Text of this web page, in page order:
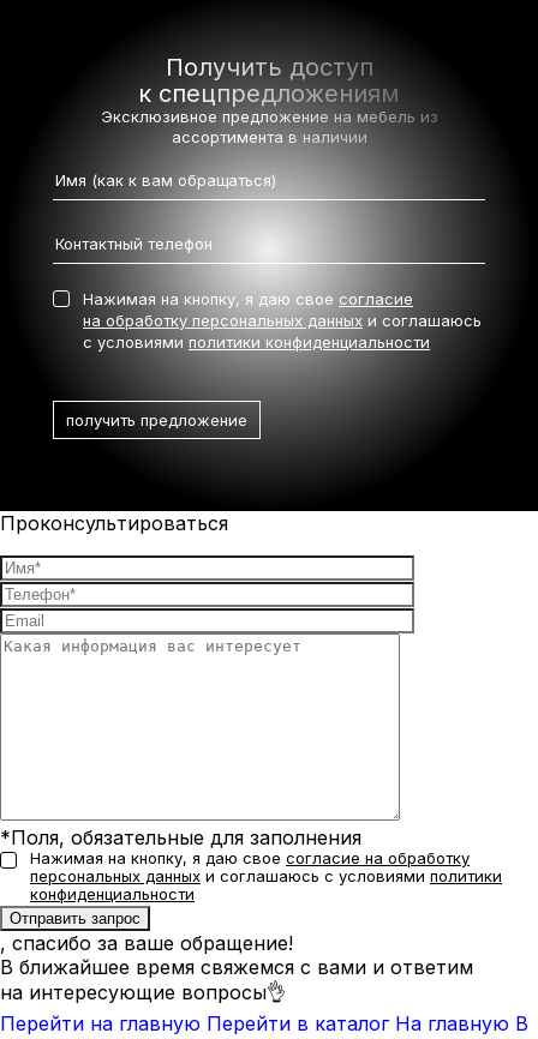
Получить доступ
к спецпредложениям
Эксклюзивное предложение на мебель из
ассортимента в наличии
Нажимая на кнопку, я даю свое согласие
на обработку персональных данных и соглашаюсь
с условиями политики конфиденциальности
Проконсультироваться
*Поля, обязательные для заполнения
Нажимая на кнопку, я даю свое согласие на обработку
персональных данных и соглашаюсь с условиями политики
конфиденциальности
, спасибо за ваше обращение!
В ближайшее время свяжемся с вами и ответим
на интересующие вопросы👌
Перейти на главную Перейти в каталог На главную В